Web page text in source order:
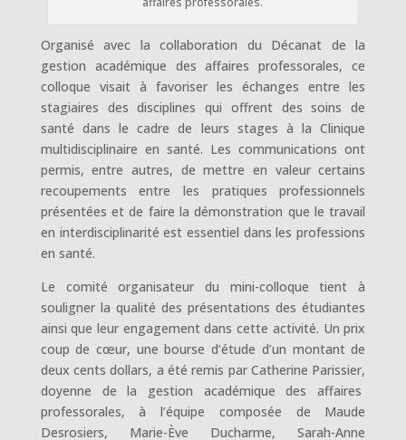
Organisé avec la collaboration du Décanat de la
gestion académique des affaires professorales, ce
colloque visait à favoriser les échanges entre les
stagiaires des disciplines qui offrent des soins de
santé dans le cadre de leurs stages à la Clinique
multidisciplinaire en santé. Les communications ont
permis, entre autres, de mettre en valeur certains
recoupements entre les pratiques professionnels
présentées et de faire la démonstration que le travail
en interdisciplinarité est essentiel dans les professions
en santé.
Le comité organisateur du mini-colloque tient à
souligner la qualité des présentations des étudiantes
ainsi que leur engagement dans cette activité. Un prix
coup de cœur, une bourse d’étude d’un montant de
deux cents dollars, a été remis par Catherine Parissier,
doyenne de la gestion académique des affaires
professorales, à l’équipe composée de Maude
Desrosiers, Marie-Ève Ducharme, Sarah-Anne